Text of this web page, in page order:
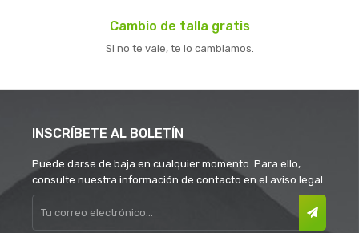
Cambio de talla gratis
Si no te vale, te lo cambiamos.
INSCRÍBETE AL BOLETÍN
Puede darse de baja en cualquier momento. Para ello,
consulte nuestra información de contacto en el aviso legal.